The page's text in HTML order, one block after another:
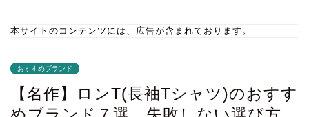
本サイトのコンテンツには、広告が含まれております。
おすすめブランド
【名作】ロンT(長袖Tシャツ)のおすす